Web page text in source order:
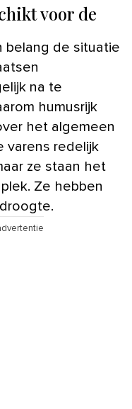
voor de
belang de situatie
na te
humusrijk
het algemeen
varens redelijk
ze staan het
Ze hebben